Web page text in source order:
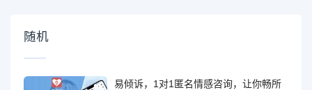
随机
易倾诉，1对1匿名情感咨询，让你畅所